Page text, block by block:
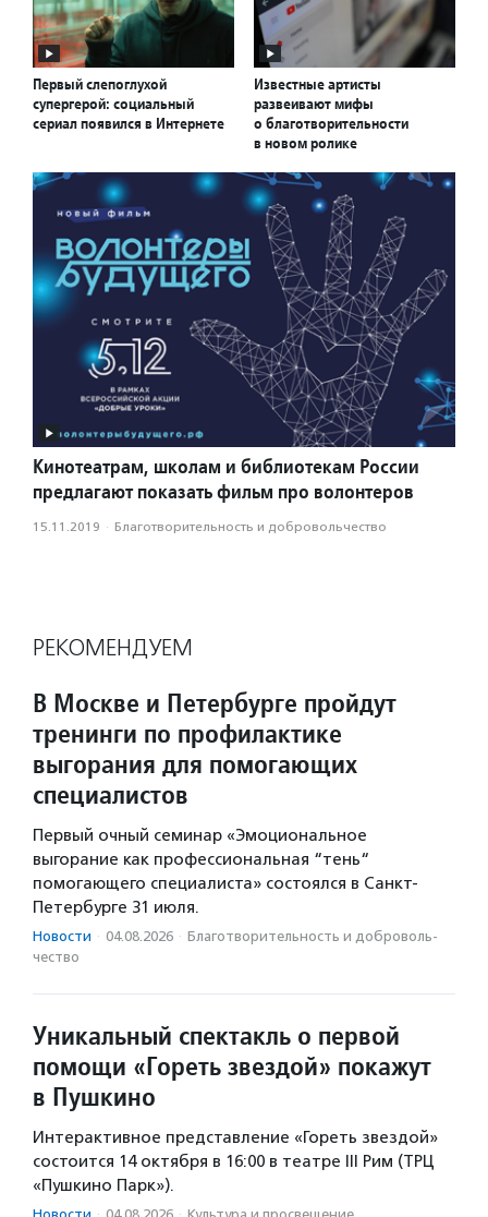
Первый слепоглухой
супергерой: социальный
сериал появился в Интернете
Известные артисты
развеивают мифы
о благотворительности
в новом ролике
Кинотеатрам, школам и библиотекам России
предлагают показать фильм про волонтеров
15.11.2019 · Благотвори­тель­ность и доброволь­чест­во
РЕКОМЕНДУЕМ
В Москве и Петербурге пройдут
тренинги по профилактике
выгорания для помогающих
специалистов
Первый очный семинар «Эмоциональное
выгорание как профессиональная “тень“
помогающего специалиста» состоялся в Санкт-
Петербурге 31 июля.
Новости · 04.08.2026 · Благотвори­тель­ность и доброволь­
чест­во
Уникальный спектакль о первой
помощи «Гореть звездой» покажут
в Пушкино
Интерактивное представление «Гореть звездой»
состоится 14 октября в 16:00 в театре III Рим (ТРЦ
«Пушкино Парк»).